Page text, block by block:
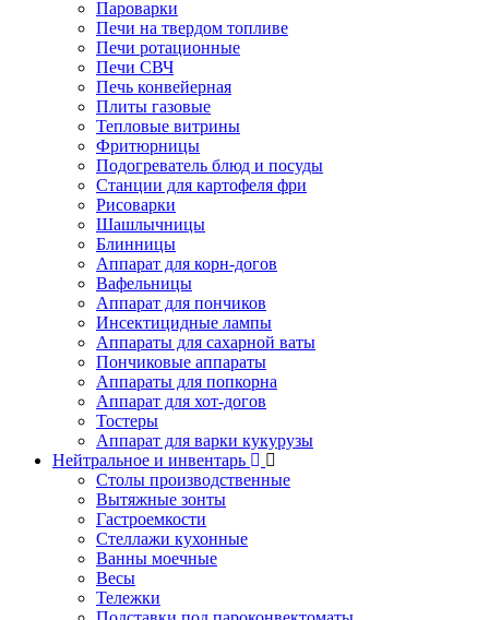
Пароварки
Печи на твердом топливе
Печи ротационные
Печи СВЧ
Печь конвейерная
Плиты газовые
Тепловые витрины
Фритюрницы
Подогреватель блюд и посуды
Станции для картофеля фри
Рисоварки
Шашлычницы
Блинницы
Аппарат для корн-догов
Вафельницы
Аппарат для пончиков
Инсектицидные лампы
Аппараты для сахарной ваты
Пончиковые аппараты
Аппараты для попкорна
Аппарат для хот-догов
Тостеры
Аппарат для варки кукурузы
Нейтральное и инвентарь
Столы производственные
Вытяжные зонты
Гастроемкости
Стеллажи кухонные
Ванны моечные
Весы
Тележки